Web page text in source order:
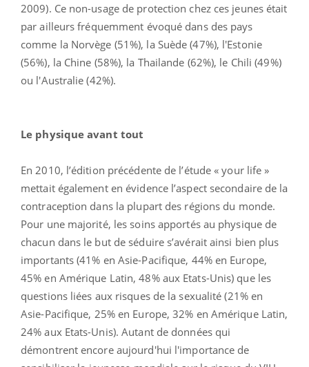
2009). Ce non-usage de protection chez ces jeunes était
par ailleurs fréquemment évoqué dans des pays
comme la Norvège (51%), la Suède (47%), l'Estonie
(56%), la Chine (58%), la Thailande (62%), le Chili (49%)
ou l'Australie (42%).
Le physique avant tout
En 2010, l’édition précédente de l’étude « your life »
mettait également en évidence l’aspect secondaire de la
contraception dans la plupart des régions du monde.
Pour une majorité, les soins apportés au physique de
chacun dans le but de séduire s’avérait ainsi bien plus
importants (41% en Asie-Pacifique, 44% en Europe,
45% en Amérique Latin, 48% aux Etats-Unis) que les
questions liées aux risques de la sexualité (21% en
Asie-Pacifique, 25% en Europe, 32% en Amérique Latin,
24% aux Etats-Unis). Autant de données qui
démontrent encore aujourd'hui l'importance de